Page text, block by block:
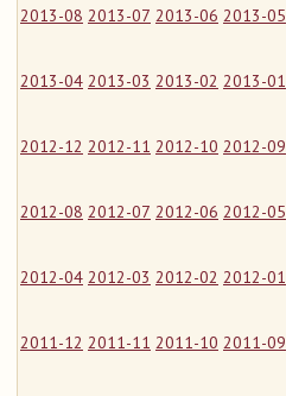
2013-08 2013-07 2013-06 2013-05
2013-04 2013-03 2013-02 2013-01
2012-12 2012-11 2012-10 2012-09
2012-08 2012-07 2012-06 2012-05
2012-04 2012-03 2012-02 2012-01
2011-12 2011-11 2011-10 2011-09